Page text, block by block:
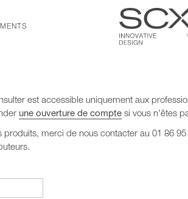
est accessible uniquement aux
une ouverture de comptesi vous n'êtes
produits, merci de nous contacter au 01 86